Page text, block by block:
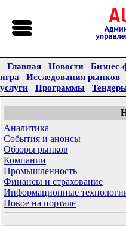
Главная Новости Бизнес-
игра
Исследования рынков
услуги
Программы
Аналитика
События и анонсы
Обзоры рынков
Компании
Промышленность
Финансы и страхование
Информационные
Новое на портале